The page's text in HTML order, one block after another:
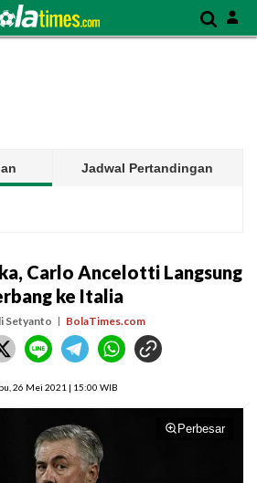
Jadwal Pertandingan
Carlo Ancelotti Langsung
ke Italia
Setyanto BolaTimes.com
26 Mei 2021 | 15:00 WIB
Perbesar